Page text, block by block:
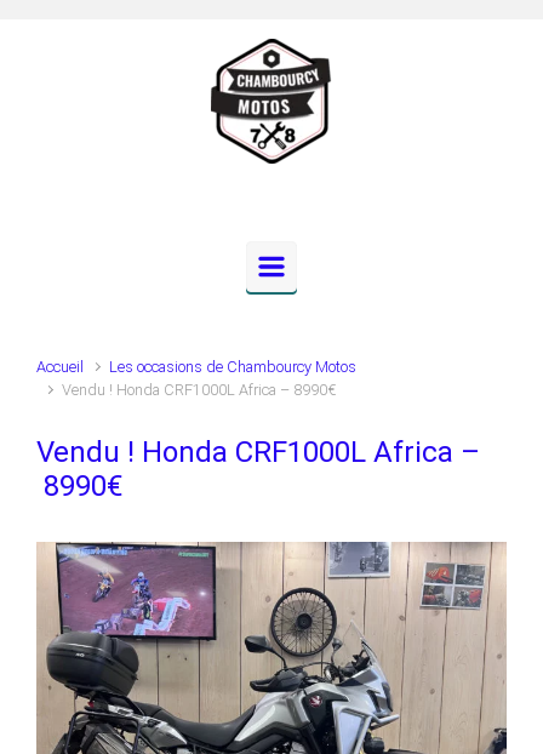
Accueil
Les occasions de Chambourcy Motos
Vendu ! Honda CRF1000L Africa – 8990€
Vendu ! Honda CRF1000L Africa –
8990€